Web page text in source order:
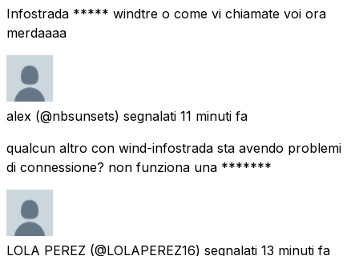
Infostrada ***** windtre o come vi chiamate voi ora
merdaaaa
alex (@nbsunsets) segnalati 11 minuti fa
qualcun altro con wind-infostrada sta avendo problemi
di connessione? non funziona una *******
LOLA PEREZ (@LOLAPEREZ16) segnalati 13 minuti fa